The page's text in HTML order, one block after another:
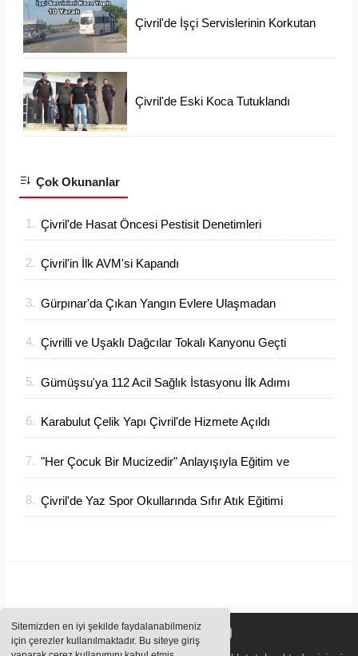
Sitemizden en iyi şekilde faydalanabilmeniz
için çerezler kullanılmaktadır. Bu siteye giriş
Çivril'de İşçi Servislerinin Korkutan
Çivril'de Eski Koca Tutuklandı
Çok Okunanlar
1. Çivril'de Hasat Öncesi Pestisit Denetimleri
2. Çivril'in İlk AVM'si Kapandı
3. Gürpınar'da Çıkan Yangın Evlere Ulaşmadan
4. Çivrilli ve Uşaklı Dağcılar Tokalı Kanyonu Geçti
5. Gümüşsu'ya 112 Acil Sağlık İstasyonu İlk Adımı
6.
Karabulut Çelik Yapı Çivril'de Hizmete Açıldı
7. "Her Çocuk Bir Mucizedir" Anlayışıyla Eğitim ve
8. Çivril'de Yaz Spor Okullarında Sıfır Atık Eğitimi